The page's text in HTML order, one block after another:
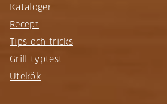
Kataloger
Recept
Tips och tricks
Grill typtest
Utekök